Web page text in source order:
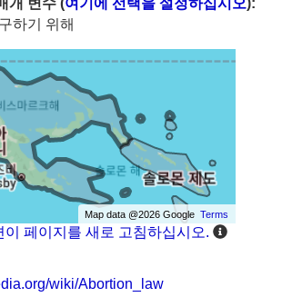
개 변수 (여기에 선택을 설정하십시오):
하기 위해
Map data @2026 GoogleTerms
이 페이지를 새로 고침하십시오.
wiki/Abortion_law